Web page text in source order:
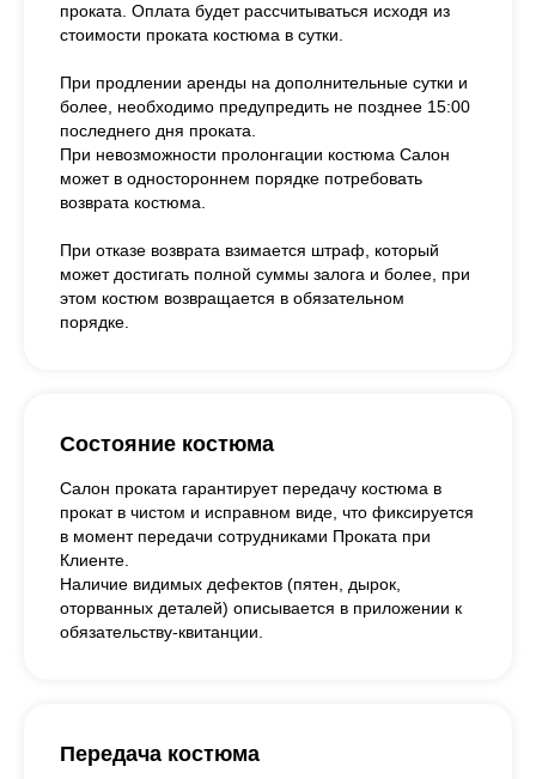
проката. Оплата будет рассчитываться исходя из
стоимости проката костюма в сутки.
При продлении аренды на дополнительные сутки и
более, необходимо предупредить не позднее 15:00
последнего дня проката.
При невозможности пролонгации костюма Салон
может в одностороннем порядке потребовать
возврата костюма.
При отказе возврата взимается штраф, который
может достигать полной суммы залога и более, при
этом костюм возвращается в обязательном
порядке.
Состояние костюма
Салон проката гарантирует передачу костюма в
прокат в чистом и исправном виде, что фиксируется
в момент передачи сотрудниками Проката при
Клиенте.
Наличие видимых дефектов (пятен, дырок,
оторванных деталей) описывается в приложении к
обязательству-квитанции.
Передача костюма